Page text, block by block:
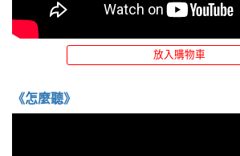
放入購物車
《怎麼聽》